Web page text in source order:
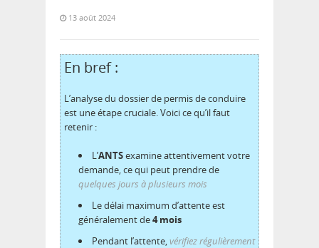
13 août 2024
En bref :
L’analyse du dossier de permis de conduire
est une étape cruciale. Voici ce qu’il faut
retenir :
L’ANTSexamine attentivement votre
demande, ce qui peut prendre de
quelques jours à plusieurs mois
Le délai maximum d’attente est
généralement de4 mois
Pendant l’attente,vérifiez régulièrement